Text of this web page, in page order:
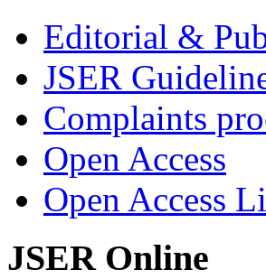
Editorial &
JSER
Complaints
Open Access
Open Access
JSER Online